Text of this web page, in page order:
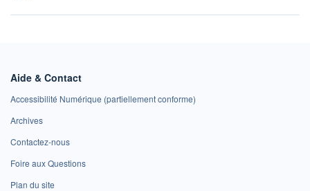
Aide & Contact
Accessibilité Numérique (partiellement conforme)
Archives
Contactez-nous
Foire aux Questions
Plan du site